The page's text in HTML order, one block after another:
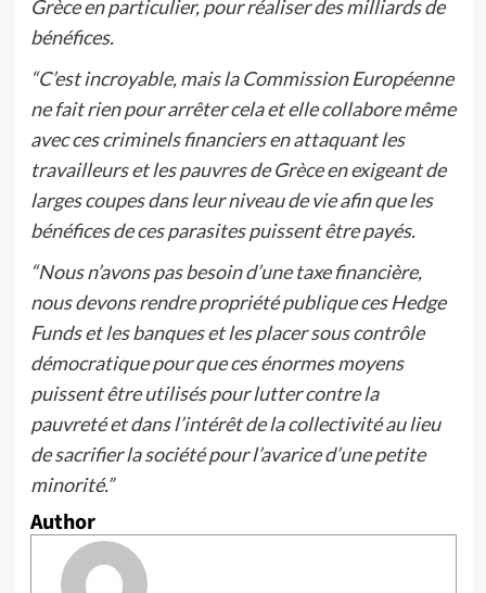
Grèce en particulier, pour réaliser des milliards de
bénéfices.
“C’est incroyable, mais la Commission Européenne
ne fait rien pour arrêter cela et elle collabore même
avec ces criminels financiers en attaquant les
travailleurs et les pauvres de Grèce en exigeant de
larges coupes dans leur niveau de vie afin que les
bénéfices de ces parasites puissent être payés.
“Nous n’avons pas besoin d’une taxe financière,
nous devons rendre propriété publique ces Hedge
Funds et les banques et les placer sous contrôle
démocratique pour que ces énormes moyens
puissent être utilisés pour lutter contre la
pauvreté et dans l’intérêt de la collectivité au lieu
de sacrifier la société pour l’avarice d’une petite
minorité.”
Author